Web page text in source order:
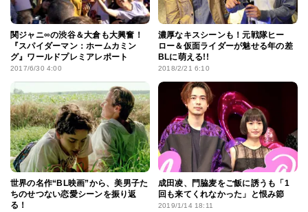
関ジャニ∞の渋谷＆大倉も大興奮！
『スパイダーマン：ホームカミン
グ』ワールドプレミアレポート
2017/6/30 4:00
濃厚なキスシーンも！元戦隊ヒー
ロー＆仮面ライダーが魅せる年の差
BLに萌える!!
2018/2/21 6:10
世界の名作“BL映画”から、美男子た
ちのせつない恋愛シーンを振り返
る！
成田凌、門脇麦をご飯に誘うも「1
回も来てくれなかった」と恨み節
2019/1/14 18:11